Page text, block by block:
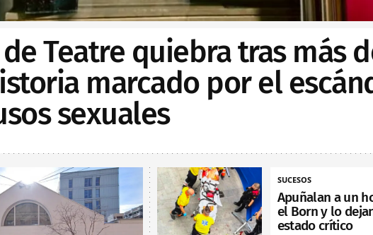
de Teatre quiebra tras más
marcado por el
sexuales
SUCESOS
Apuñalan a un
el Born y lo
estado crítico